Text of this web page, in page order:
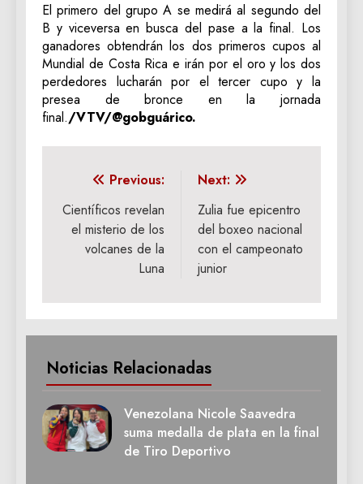
El primero del grupo A se medirá al segundo del
B y viceversa en busca del pase a la final. Los
ganadores obtendrán los dos primeros cupos al
Mundial de Costa Rica e irán por el oro y los dos
perdedores lucharán por el tercer cupo y la
presea de bronce en la jornada
final./VTV/@gobguárico.
Navegación
de
entradas
Previous:
Científicos revelan
el misterio de los
volcanes de la
Luna
Next:
Zulia fue epicentro
del boxeo nacional
con el campeonato
junior
Noticias Relacionadas
Venezolana Nicole Saavedra
suma medalla de plata en la final
de Tiro Deportivo